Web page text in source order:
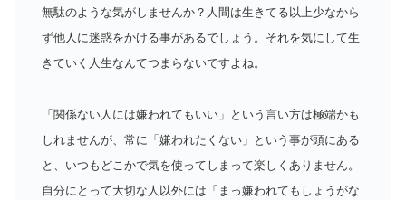
無駄のような気がしませんか？人間は生きてる以上少なから
ず他人に迷惑をかける事があるでしょう。それを気にして生
きていく人生なんてつまらないですよね。
「関係ない人には嫌われてもいい」という言い方は極端かも
しれませんが、常に「嫌われたくない」という事が頭にある
と、いつもどこかで気を使ってしまって楽しくありません。
自分にとって大切な人以外には「まっ嫌われてもしょうがな